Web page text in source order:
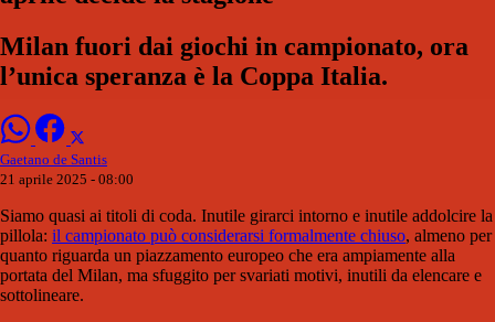
Milan fuori dai giochi in campionato, ora
l’unica speranza è la Coppa Italia.
Gaetano de Santis
21 aprile 2025 - 08:00
Siamo quasi ai titoli di coda. Inutile girarci intorno e inutile addolcire la
pillola: il campionato può considerarsi formalmente chiuso, almeno per
quanto riguarda un piazzamento europeo che era ampiamente alla
portata del Milan, ma sfuggito per svariati motivi, inutili da elencare e
sottolineare.